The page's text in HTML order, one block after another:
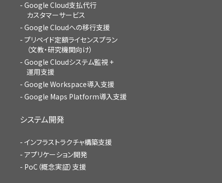
Google Cloud支払代行
カスタマーサービス
Google Cloudへの移行支援
プリペイド定額ライセンスプラン
（文教・研究機関向け）
Google Cloudシステム監視 +
運用支援
Google Workspace導入支援
Google Maps Platform導入支援
システム開発
インフラストラクチャ構築支援
アプリケーション開発
PoC（概念実証）支援